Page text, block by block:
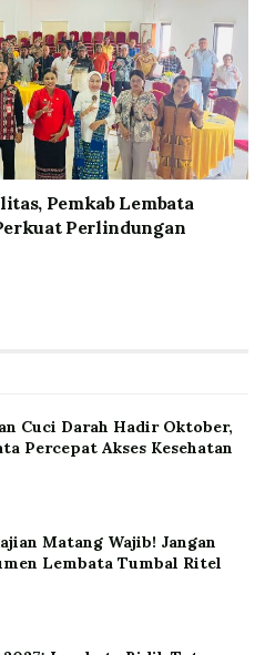
Pemkab Lembata
Perlindungan
Cuci Darah Hadir Oktober,
Percepat Akses Kesehatan
Matang Wajib! Jangan
Lembata Tumbal Ritel